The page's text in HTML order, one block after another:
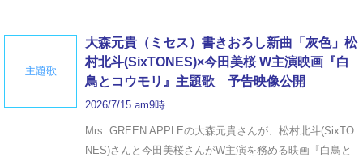
主題歌
大森元貴（ミセス）書きおろし新曲「灰色」松
村北斗(SixTONES)×今田美桜 W主演映画『白
鳥とコウモリ』主題歌 予告映像公開
2026/7/15 am9時
Mrs. GREEN APPLEの大森元貴さんが、松村北斗(SixTO
NES)さんと今田美桜さんがW主演を務める映画『白鳥と